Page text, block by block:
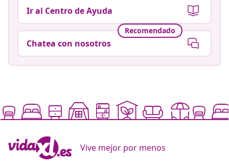
Ir al Centro de Ayuda
Recomendado
Chatea con nosotros
Vive mejor por menos